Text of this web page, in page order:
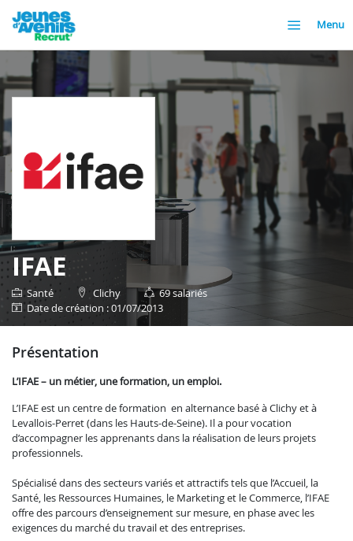
Menu
IFAE
Santé Clichy
69 salariés
date de création : 01/07/2013
présentation
L’IFAE – un métier, une formation, un emploi.
L’IFAE est un centre de formation en alternance basé à Clichy et à
Levallois-Perret (dans les Hauts-de-Seine). Il a pour vocation
d’accompagner les apprenants dans la réalisation de leurs projets
professionnels.
Spécialisé dans des secteurs variés et attractifs tels que l’Accueil, la
Santé, les Ressources Humaines, le Marketing et le Commerce, l’IFAE
offre des parcours d’enseignement sur mesure, en phase avec les
exigences du marché du travail et des entreprises.